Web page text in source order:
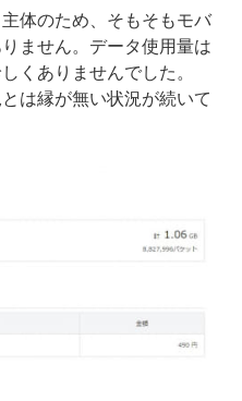
体のため、そもそもモバ
ません。データ使用量は
くありませんでした。
は縁が無い状況が続いて